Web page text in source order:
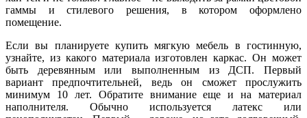
гаммы и стилевого решения, в котором оформлено
помещение.
Если вы планируете купить мягкую мебель в гостинную,
узнайте, из какого материала изготовлен каркас. Он может
быть деревянным или выполненным из ДСП. Первый
вариант предпочтительней, ведь он сможет прослужить
минимум 10 лет. Обратите внимание еще и на материал
наполнителя. Обычно используется латекс или